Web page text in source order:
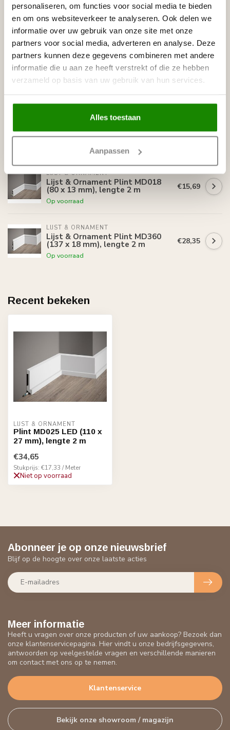
personaliseren, om functies voor social media te bieden
en om ons websiteverkeer te analyseren. Ook delen we
informatie over uw gebruik van onze site met onze
partners voor social media, adverteren en analyse. Deze
partners kunnen deze gegevens combineren met andere
informatie die u aan ze heeft verstrekt of die ze hebben
verzameld op basis van uw gebruik van hun services.
Alles toestaan
Aanpassen
LIJST & ORNAMENT
Lijst & Ornament Plint MD094
(94 x 12 mm), lengte 2 m
Niet op voorraad
€18,20
LIJST & ORNAMENT
Lijst & Ornament Plint MD258
(81 x 10 mm), lengte 2 m €14,46
LIJST & ORNAMENT
(117 x 14 mm), lengte 2 m
Niet op voorraad
€21,54
LIJST & ORNAMENT
Lijst & Ornament Plint MD018
(80 x 13 mm), lengte 2 m
Op voorraad
€15,69
LIJST & ORNAMENT
Lijst & Ornament Plint MD360
(137 x 18 mm), lengte 2 m
Op voorraad
€28,35
Recent bekeken
LIJST & ORNAMENT
Plint MD025 LED (110 x
27 mm), lengte 2 m
€34,65
Stukprijs: €17,33 / Meter
Niet op voorraad
Meer informatie
Heeft u vragen over onze producten of uw aankoop? Bezoek dan
onze klantenservicepagina. Hier vindt u onze bedrijfsgegevens,
antwoorden op veelgestelde vragen en verschillende manieren
om contact met ons op te nemen.
Klantenservice
Bekijk onze showroom / magazijn
Abonneer je op onze nieuwsbrief
Blijf op de hoogte over onze laatste acties